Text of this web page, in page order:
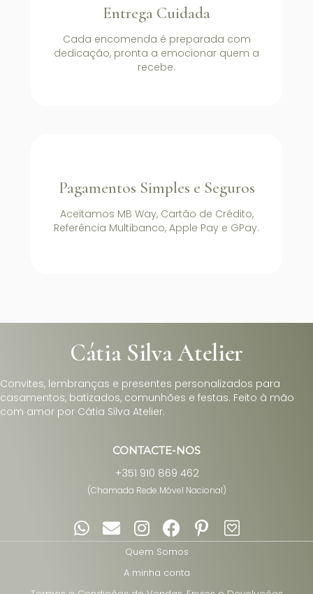
Entrega Cuidada
Cada encomenda é preparada com
dedicação, pronta a emocionar quem a
recebe.
Pagamentos Simples e Seguros
Aceitamos MB Way, Cartão de Crédito,
Referência Multibanco, Apple Pay e GPay.
Cátia Silva Atelier
Convites, lembranças e presentes personalizados para
casamentos, batizados, comunhões e festas. Feito à mão
com amor por Cátia Silva Atelier.
CONTACTE-NOS
+351 910 869 462
(Chamada Rede Móvel Nacional)
Quem Somos
A minha conta